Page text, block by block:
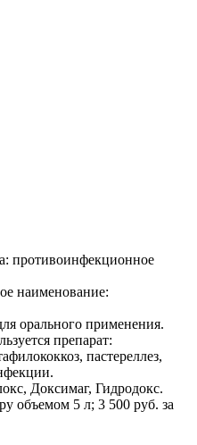
противоинфекционное
наименование:
орального применения.
препарат:
пастереллез,
Доксимаг, Гидродокс.
объемом 5 л; 3 500 руб. за